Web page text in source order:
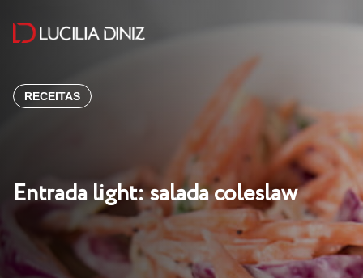
RECEITAS
Entrada light: salada coleslaw